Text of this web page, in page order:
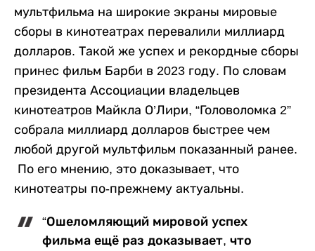
мультфильма на широкие экраны мировые
сборы в кинотеатрах перевалили миллиард
долларов. Такой же успех и рекордные сборы
принес фильм Барби в 2023 году. По словам
президента Ассоциации владельцев
кинотеатров Майкла О’Лири, “Головоломка 2”
собрала миллиард долларов быстрее чем
любой другой мультфильм показанный ранее.
По его мнению, это доказывает, что
кинотеатры по-прежнему актуальны.
“Ошеломляющий мировой успех
фильма ещё раз доказывает, что